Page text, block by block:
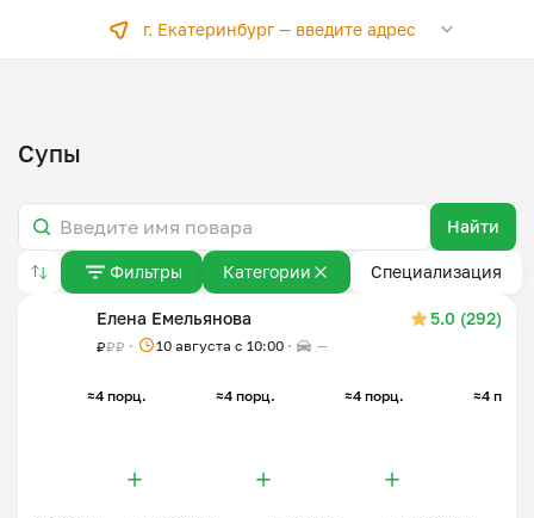
г. Екатеринбург —введите адрес
Супы
Найти
Фильтры Категории Специализация
Елена Емельянова 5.0 (292)
₽₽₽ 10 августа с 10:00 —
≈4 порц. ≈4 порц. ≈4 порц. ≈4 порц.